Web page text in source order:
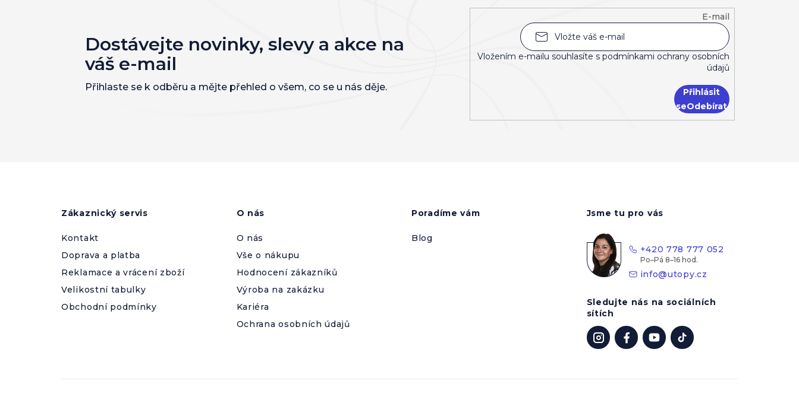
E-mail
Vložením e-mailu souhlasíte s podmínkami ochrany osobních
údajů
Přihlásit
se
Dostávejte novinky, slevy a akce na
váš e-mail
Přihlaste se k odběru a mějte přehled o všem, co se u nás děje.
Zákaznický servis
Kontakt
Doprava a platba
Reklamace a vrácení zboží
Velikostní tabulky
Obchodní podmínky
O nás
O nás
Vše o nákupu
Hodnocení zákazníků
Výroba na zakázku
Kariéra
Ochrana osobních údajů
Poradíme vám
Blog
Jsme tu pro vás
+420 778 777 052
info@utopy.cz
Sledujte nás na sociálních
sítích